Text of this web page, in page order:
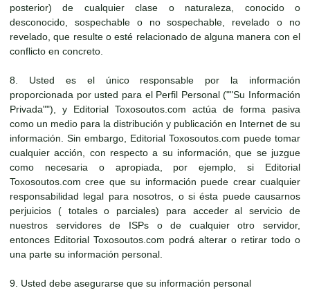
posterior) de cualquier clase o naturaleza, conocido o
desconocido, sospechable o no sospechable, revelado o no
revelado, que resulte o esté relacionado de alguna manera con el
conflicto en concreto.
8. Usted es el único responsable por la información
proporcionada por usted para el Perfil Personal (""Su Información
Privada""), y Editorial Toxosoutos.com actúa de forma pasiva
como un medio para la distribución y publicación en Internet de su
información. Sin embargo, Editorial Toxosoutos.com puede tomar
cualquier acción, con respecto a su información, que se juzgue
como necesaria o apropiada, por ejemplo, si Editorial
Toxosoutos.com cree que su información puede crear cualquier
responsabilidad legal para nosotros, o si ésta puede causarnos
perjuicios ( totales o parciales) para acceder al servicio de
nuestros servidores de ISPs o de cualquier otro servidor,
entonces Editorial Toxosoutos.com podrá alterar o retirar todo o
una parte su información personal.
9. Usted debe asegurarse que su información personal